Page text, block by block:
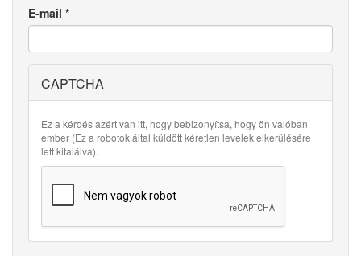
E-mail *
CAPTCHA
Ez a kérdés azért van itt, hogy bebizonyítsa, hogy ön valóban
ember (Ez a robotok által küldött kéretlen levelek elkerülésére
lett kitalálva).